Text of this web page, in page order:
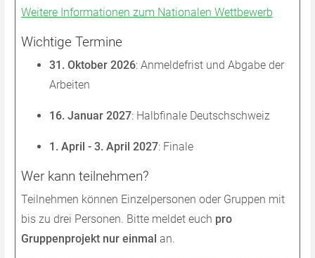
Weitere Informationen zum Nationalen Wettbewerb
Wichtige Termine
31. Oktober 2026: Anmeldefrist und Abgabe der
Arbeiten
16. Januar 2027: Halbfinale Deutschschweiz
1. April - 3. April 2027: Finale
Wer kann teilnehmen?
Teilnehmen können Einzelpersonen oder Gruppen mit
bis zu drei Personen. Bitte meldet euch pro
Gruppenprojekt nur einmal an.